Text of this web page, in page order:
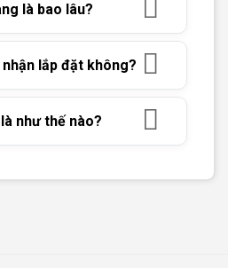
là bao lâu?
lắp đặt không?
như thế nào?